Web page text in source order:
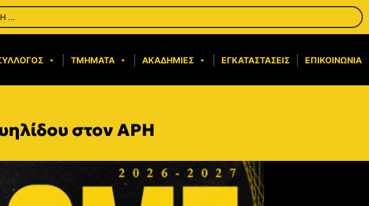
ΤΜΉΜΑΤΑ ΑΚΑΔΗΜΊΕΣ ΕΓΚΑΤΑΣΤΆΣΕΙΣ ΕΠΙΚΟΙΝΩΝΊΑ
στον ΑΡΗ